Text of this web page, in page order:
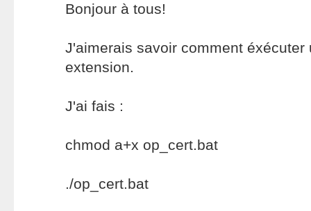
Bonjour à tous!
J'aimerais savoir comment éxécuter
extension.
J'ai fais :
chmod a+x op_cert.bat
./op_cert.bat